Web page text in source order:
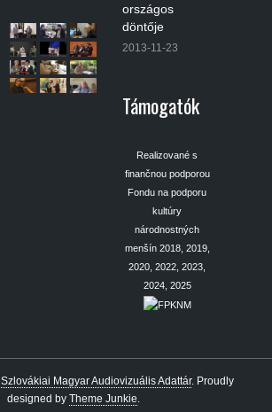
országos
döntője
2013-11-23
Támogatók
Realizované s
finančnou podporou
Fondu na podporu
kultúry
národnostných
menšín 2018, 2019,
2020, 2022, 2023,
2024, 2025
Szlovákiai Magyar Audiovizuális Adattár. Proudly
designed by Theme Junkie.